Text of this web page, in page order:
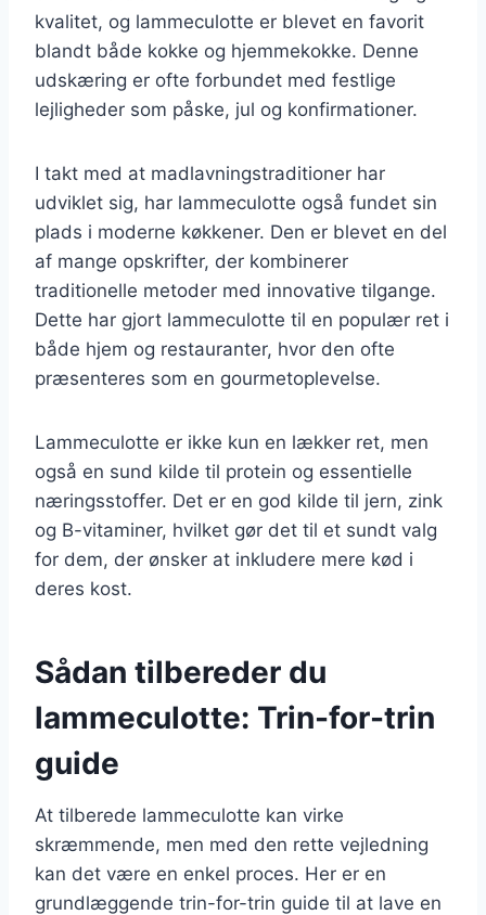
kvalitet, og lammeculotte er blevet en favorit
blandt både kokke og hjemmekokke. Denne
udskæring er ofte forbundet med festlige
lejligheder som påske, jul og konfirmationer.
I takt med at madlavningstraditioner har
udviklet sig, har lammeculotte også fundet sin
plads i moderne køkkener. Den er blevet en del
af mange opskrifter, der kombinerer
traditionelle metoder med innovative tilgange.
Dette har gjort lammeculotte til en populær ret i
både hjem og restauranter, hvor den ofte
præsenteres som en gourmetoplevelse.
Lammeculotte er ikke kun en lækker ret, men
også en sund kilde til protein og essentielle
næringsstoffer. Det er en god kilde til jern, zink
og B-vitaminer, hvilket gør det til et sundt valg
for dem, der ønsker at inkludere mere kød i
deres kost.
Sådan tilbereder du
lammeculotte: Trin-for-trin
guide
At tilberede lammeculotte kan virke
skræmmende, men med den rette vejledning
kan det være en enkel proces. Her er en
grundlæggende trin-for-trin guide til at lave en